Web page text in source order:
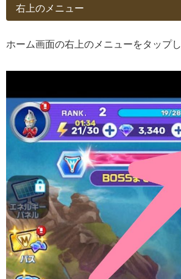
右上のメニュー
ホーム画面の右上のメニューをタップし